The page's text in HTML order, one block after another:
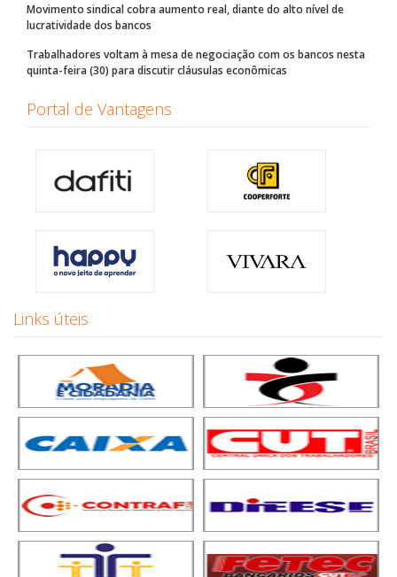
Movimento sindical cobra aumento real, diante do alto nível de
lucratividade dos bancos
Trabalhadores voltam à mesa de negociação com os bancos nesta
quinta-feira (30) para discutir cláusulas econômicas
Portal de Vantagens
Links úteis